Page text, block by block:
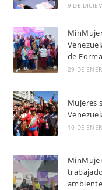
9 DE
de
29 DE
Mujeres
10 DE